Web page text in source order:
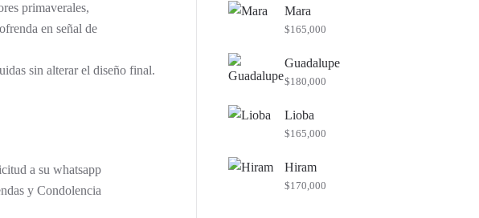
primaverales,
en señal de
sin alterar el diseño final.
a su whatsapp
y Condolencia
Mara
$165,000
Guadalupe
$180,000
Lioba
$165,000
Hiram
$170,000